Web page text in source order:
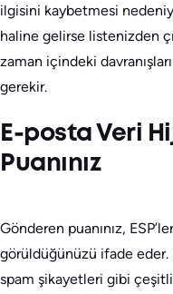
ilgisini kaybetmesi
haline gelirse listenizden
zaman içindeki
gerekir.
E-posta Veri
Puanınız
Gönderen puanınız,
görüldüğünüzü ifade
spam şikayetleri gibi